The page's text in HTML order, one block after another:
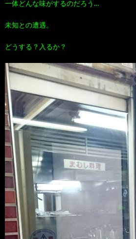
一体どんな味がするのだろう…
未知との遭遇。
どうする？入るか？